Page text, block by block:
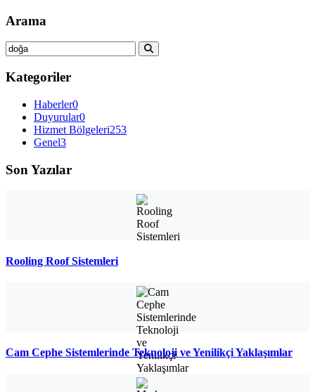
Arama
Kategoriler
Haberler0
Duyurular0
Hizmet Bölgeleri253
Genel3
Son Yazılar
Rooling Roof Sistemleri
Cam Cephe Sistemlerinde Teknoloji ve Yenilikçi Yaklaşımlar